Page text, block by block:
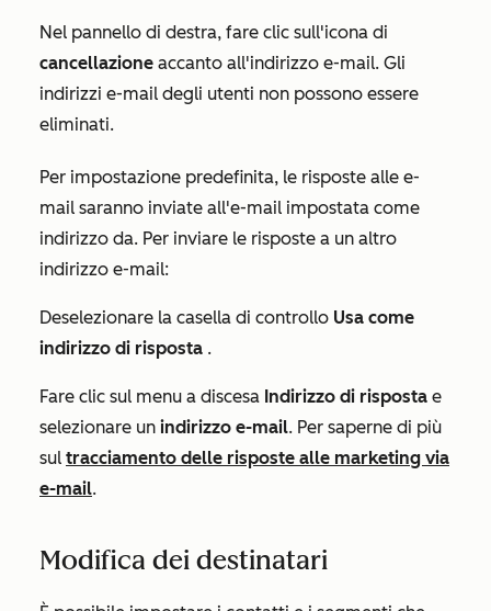
Nel pannello di destra, fare clic sull'icona di
cancellazione accanto all'indirizzo e-mail. Gli
indirizzi e-mail degli utenti non possono essere
eliminati.
Per impostazione predefinita, le risposte alle e-
mail saranno inviate all'e-mail impostata come
indirizzo da. Per inviare le risposte a un altro
indirizzo e-mail:
Deselezionare la casella di controllo Usa come
indirizzo di risposta .
Fare clic sul menu a discesa Indirizzo di risposta e
selezionare un indirizzo e-mail. Per saperne di più
sul tracciamento delle risposte alle marketing via
e-mail.
Modifica dei destinatari